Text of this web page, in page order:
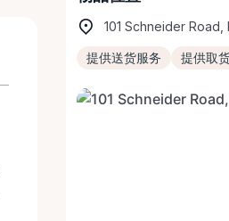
101 Schneider Road,
提供送货服务 提供取